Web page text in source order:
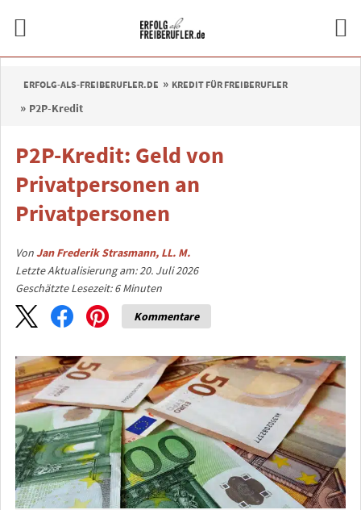
ERFOLG-ALS-FREIBERUFLER.DE KREDIT FÜR FREIBERUFLER
P2P-Kredit
P2P-Kredit: Geld von
Privatpersonen an
Privatpersonen
VonJan Frederik Strasmann, LL. M.
Letzte Aktualisierung am: 20. Juli 2026
Geschätzte Lesezeit:6 Minuten
Kommentare